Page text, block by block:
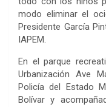
modo eliminar el
Presidente García
IAPEM.
En el parque
Urbanización Ave
Policía del Estado
Bolívar y